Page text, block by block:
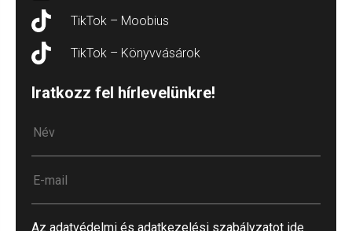
TikTok – Moobius
TikTok – Könyvvásárok
Iratkozz fel hírlevelünkre!
Az adatvédelmi és adatkezelési szabályzatot ide